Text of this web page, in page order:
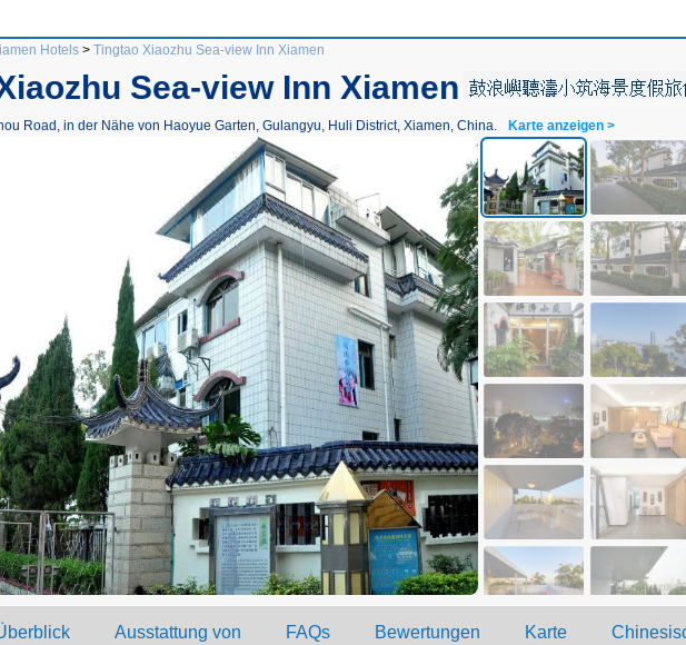
Hotels> Tingtao Xiaozhu Sea-view Inn Xiamen
Sea-view Inn Xiamen
Road, in der Nähe von Haoyue Garten, Gulangyu, Huli District, Xiamen, China. Karte anzeigen >
Ausstattung von FAQs Bewertungen Karte